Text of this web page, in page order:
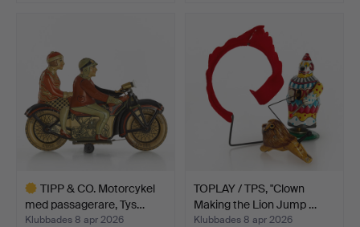
TIPP & CO. Motorcykel
med passagerare, Tys…
Klubbades 8 apr 2026
TOPLAY / TPS, "Clown
Making the Lion Jump …
Klubbades 8 apr 2026